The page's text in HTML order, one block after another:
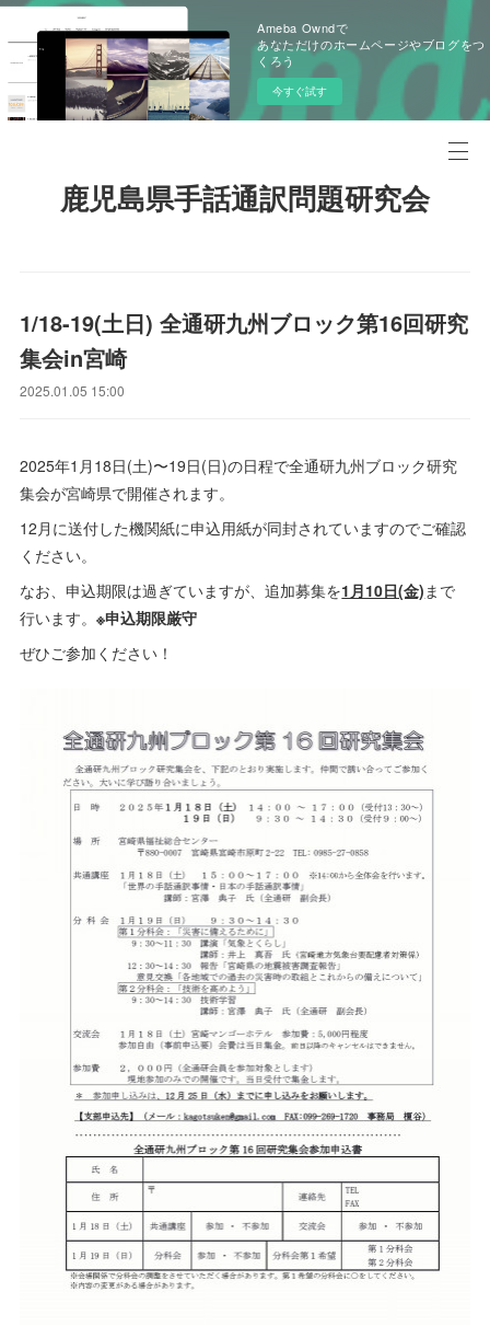
Ameba Owndで
あなただけのホームページやブログをつ
くろう
今すぐ試す
鹿児島県手話通訳問題研究会
1/18-19(土日) 全通研九州ブロック第16回研究
集会in宮崎
2025.01.05 15:00
2025年1月18日(土)〜19日(日)の日程で全通研九州ブロック研究
集会が宮崎県で開催されます。
12月に送付した機関紙に申込用紙が同封されていますのでご確認
ください。
なお、申込期限は過ぎていますが、追加募集を1月10日(金)まで
行います。※申込期限厳守
ぜひご参加ください！